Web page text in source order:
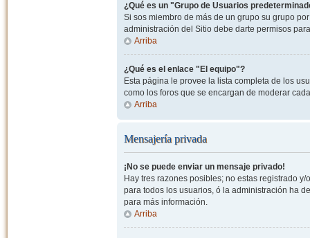
¿Qué es un "Grupo de Usuarios
Si sos miembro de más de un grupo su grupo
administración del Sitio debe darte permisos
Arriba
¿Qué es el enlace "El equipo"?
Esta página le provee la lista completa de los
como los foros que se encargan de moderar
Arriba
Mensajería privada
¡No se puede enviar un mensaje privado!
Hay tres razones posibles; no estas registrado
para todos los usuarios, ó la administración ha
para más información.
Arriba